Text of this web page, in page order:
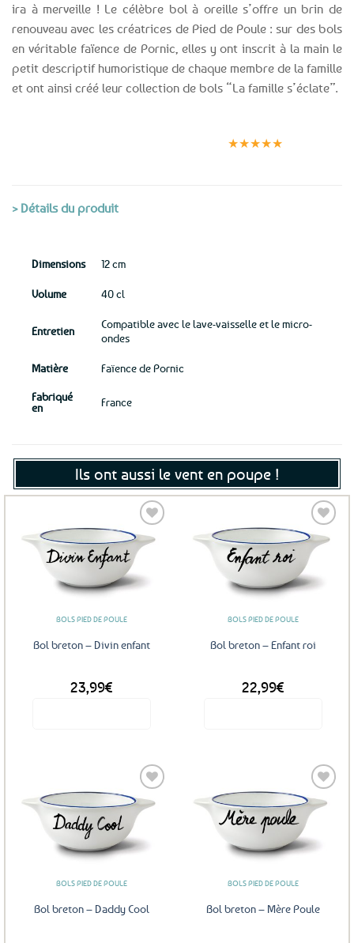
ira à merveille ! Le célèbre bol à oreille s’offre un brin de
renouveau avec les créatrices de Pied de Poule : sur des bols
en véritable faïence de Pornic, elles y ont inscrit à la main le
petit descriptif humoristique de chaque membre de la famille
et ont ainsi créé leur collection de bols “La famille s’éclate”.
★★★★★
> Détails du produit
Dimensions 12 cm
Volume 40 cl
Entretien
Compatible avec le lave-vaisselle et le micro-
ondes
Matière Faïence de Pornic
Fabriqué
en
France
Ils ont aussi le vent en poupe !
Ajouter
favoris
BOLS PIED DE POULE
Bol breton – Divin enfant
23,99€
Ajouter
favoris
BOLS PIED DE POULE
Bol breton – Enfant roi
22,99€
Ajouter
favoris
BOLS PIED DE POULE
Bol breton – Daddy Cool
Ajouter
favoris
BOLS PIED DE POULE
Bol breton – Mère Poule